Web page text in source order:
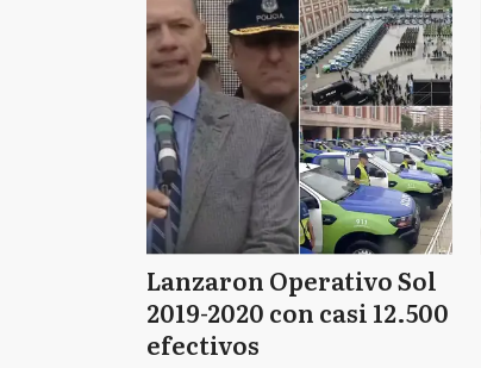
Lanzaron Operativo Sol
2019-2020 con casi 12.500
efectivos